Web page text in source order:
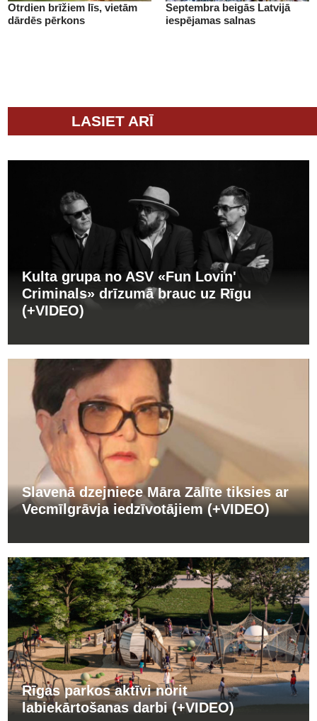
Otrdien brīžiem līs, vietām
dārdēs pērkons
Septembra beigās Latvijā
iespējamas salnas
LASIET ARĪ
Kulta grupa no ASV «Fun Lovin'
Criminals» drīzumā brauc uz Rīgu
(+VIDEO)
Slavenā dzejniece Māra Zālīte tiksies ar
Vecmīlgrāvja iedzīvotājiem (+VIDEO)
Rīgas parkos aktīvi norit
labiekārtošanas darbi (+VIDEO)